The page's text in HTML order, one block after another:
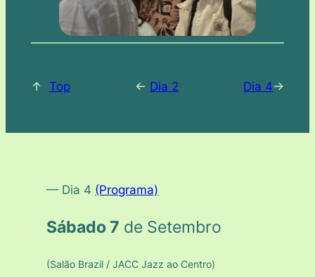
↑ Top <- Dia 2 Dia 4->
— Dia 4 (Programa)
Sábado 7 de Setembro
(Salão Brazil / JACC Jazz ao Centro)